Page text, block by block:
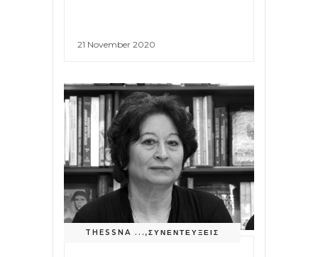
21 November 2020
THESSNA ... ,ΣΥΝΕΝΤΕΥΞΕΙΣ